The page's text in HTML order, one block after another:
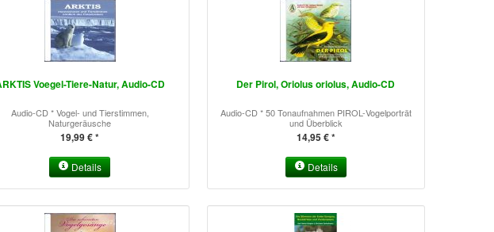
Voegel-Tiere-Natur, Audio-CD
Audio-CD * Vogel- und Tierstimmen,
Naturgeräusche
19,99 € *
Details
Der Pirol, Oriolus oriolus, Audio-CD
Audio-CD * 50 Tonaufnahmen PIROL-Vogelporträt
und Überblick
14,95 € *
Details